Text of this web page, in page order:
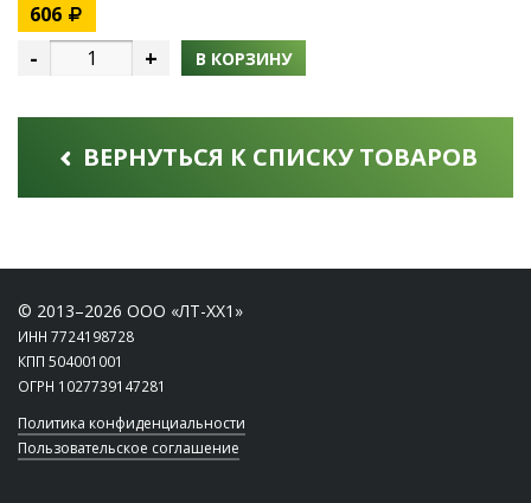
606
- + В КОРЗИНУ
ВЕРНУТЬСЯ К СПИСКУ ТОВАРОВ
© 2013–2026 ООО «ЛТ-ХХ1»
ИНН 7724198728
КПП 504001001
ОГРН 1027739147281
Политика конфиденциальности
Пользовательское соглашение